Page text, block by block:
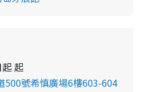
起
500號希慎廣場6樓603-604